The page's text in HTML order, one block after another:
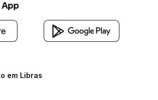
App
em Libras